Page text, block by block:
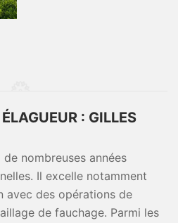
: GILLES
de nombreuses années
Il excelle notamment
avec des opérations de
de fauchage. Parmi les